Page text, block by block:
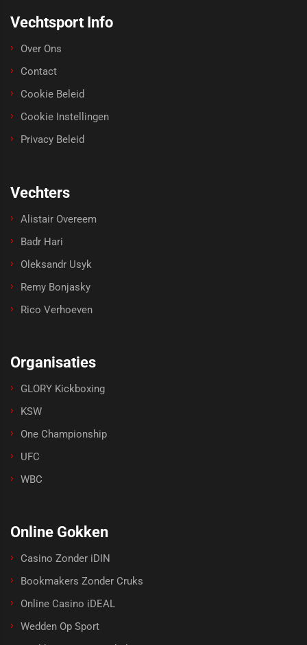
Vechtsport Info
Over Ons
Contact
Cookie Beleid
Cookie Instellingen
Privacy Beleid
Vechters
Alistair Overeem
Badr Hari
Oleksandr Usyk
Remy Bonjasky
Rico Verhoeven
Organisaties
GLORY Kickboxing
KSW
One Championship
UFC
WBC
Online Gokken
Casino Zonder iDIN
Bookmakers Zonder Cruks
Online Casino iDEAL
Wedden Op Sport